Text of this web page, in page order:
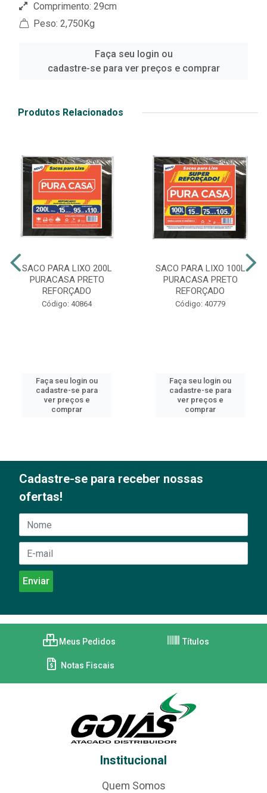
Comprimento: 29cm
Peso: 2,750Kg
Faça seu login ou
cadastre-se para ver preços e comprar
Produtos Relacionados
SACO PARA LIXO 200L
PURACASA PRETO
REFORÇADO
Código: 40864
Faça seu login ou
cadastre-se para
ver preços e
comprar
SACO PARA LIXO 100L
PURACASA PRETO
REFORÇADO
Código: 40779
Faça seu login ou
cadastre-se para
ver preços e
comprar
Cadastre-se para receber nossas
ofertas!
Meus Pedidos Títulos
Notas Fiscais
Institucional
Quem Somos